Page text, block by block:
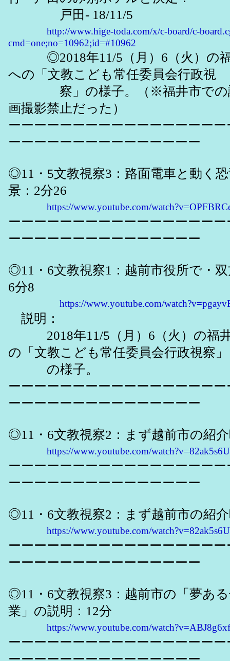
戸田- 18/11/5
http://www.hige-toda.com/x/c-board/c-
cmd=one;no=10962;id=#10962
◎2018年11/5（月）6（火）の福
への「文教こども常任委員会行政視
察」の様子。（※福井市での説
画撮影禁止だった）
ーーーーーーーーーーーーーーーー
ーーーーーーーーーーーーーーー
◎11・5文教視察3：路面電車と動く
景：2分26
https://www.youtube.com/
ーーーーーーーーーーーーーーーー
ーーーーーーーーーーーーーーー
◎11・6文教視察1：越前市役所で・
6分8
https://www.youtube.com/
説明：
2018年11/5（月）6（火）の福井
の「文教こども常任委員会行政視察」
の様子。
ーーーーーーーーーーーーーーーー
ーーーーーーーーーーーーーーー
◎11・6文教視察2：まず越前市の紹
https://www.youtube.com/
ーーーーーーーーーーーーーーーー
ーーーーーーーーーーーーーーー
◎11・6文教視察2：まず越前市の紹
https://www.youtube.com/
ーーーーーーーーーーーーーーーー
ーーーーーーーーーーーーーーー
◎11・6文教視察3：越前市の「夢あ
業」の説明：12分
https://www.youtube.com/
ーーーーーーーーーーーーーーーー